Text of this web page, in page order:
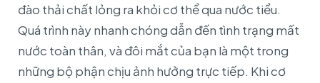
đào thải chất lỏng ra khỏi cơ thể qua nước tiểu.
Quá trình này nhanh chóng dẫn đến tình trạng mất
nước toàn thân, và đôi mắt của bạn là một trong
những bộ phận chịu ảnh hưởng trực tiếp. Khi cơ